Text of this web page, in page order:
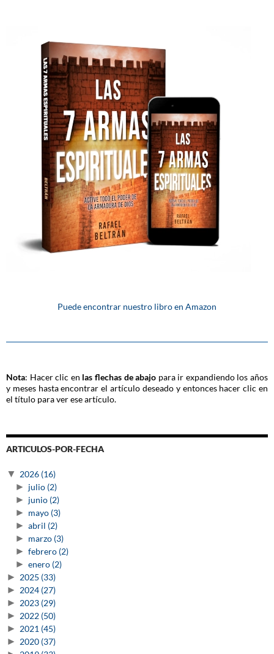
Puede encontrar nuestro libro en Amazon
Nota: Hacer clic en las flechas de abajo para ir expandiendo los años
y meses hasta encontrar el artículo deseado y entonces hacer clic en
el título para ver ese artículo.
ARTICULOS-POR-FECHA
▼ 2026 (16)
► julio (2)
► junio (2)
► mayo (3)
► abril (2)
► marzo (3)
► febrero (2)
► enero (2)
► 2025 (33)
► 2024 (27)
► 2023 (29)
► 2022 (50)
► 2021 (45)
► 2020 (37)